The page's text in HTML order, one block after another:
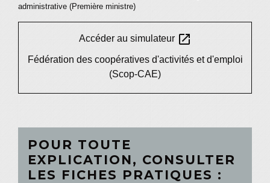
administrative (Première ministre)
Accéder au simulateur open_in_new
Fédération des coopératives d'activités et d'emploi
(Scop-CAE)
POUR TOUTE
EXPLICATION, CONSULTER
LES FICHES PRATIQUES :